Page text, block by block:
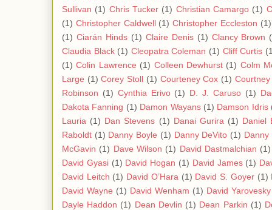
Sullivan (1) Chris Tucker (1) Christian Camargo (1)
(1) Christopher Caldwell (1) Christopher Eccleston (1)
(1) Ciarán Hinds (1) Claire Denis (1) Clancy Brown
Claudia Black (1) Cleopatra Coleman (1) Cliff Curtis
(1) Colin Lawrence (1) Colleen Dewhurst (1) Colm
Large (1) Corey Stoll (1) Courteney Cox (1)
Robinson (1) Cynthia Erivo (1) D. J. Caruso (1)
Dakota Fanning (1) Damon Wayans (1) Damson Idris
Lauria (1) Dan Stevens (1) Danai Gurira (1) Daniel
Raboldt (1) Danny Boyle (1) Danny DeVito (1) Danny
McGavin (1) Dave Wilson (1) David Dastmalchian (1)
David Gyasi (1) David Hogan (1) David James (1)
David Leitch (1) David O’Hara (1) David S. Goyer (1)
David Wayne (1) David Wenham (1) David Yarovesky
Dayle Haddon (1) Dean Devlin (1) Dean Parkin (1)